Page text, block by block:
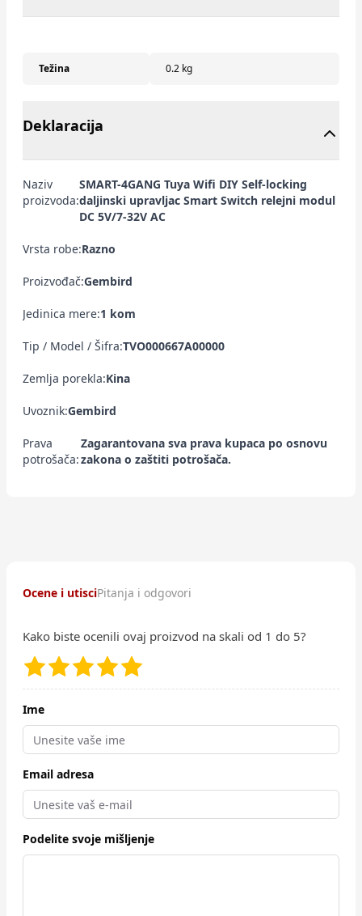
Težina 0.2 kg
Deklaracija
Naziv
proizvoda:
SMART-4GANG Tuya Wifi DIY Self-locking
daljinski upravljac Smart Switch relejni modul
DC 5V/7-32V AC
Vrsta robe:Razno
Proizvođač:Gembird
Jedinica mere:1 kom
Tip / Model / Šifra:TVO000667A00000
Zemlja porekla:Kina
Uvoznik:Gembird
Prava
potrošača:
Zagarantovana sva prava kupaca po osnovu
zakona o zaštiti potrošača.
Ocene i utisciPitanja i odgovori
Kako biste ocenili ovaj proizvod na skali od 1 do 5?
Ime
Email adresa
Podelite svoje mišljenje